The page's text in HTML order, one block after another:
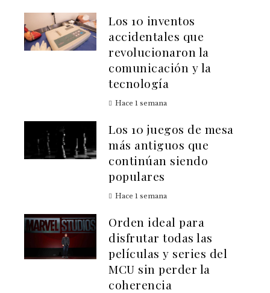
Los 10 inventos
accidentales que
revolucionaron la
comunicación y la
tecnología
Hace 1 semana
Los 10 juegos de mesa
más antiguos que
continúan siendo
populares
Hace 1 semana
Orden ideal para
disfrutar todas las
películas y series del
MCU sin perder la
coherencia